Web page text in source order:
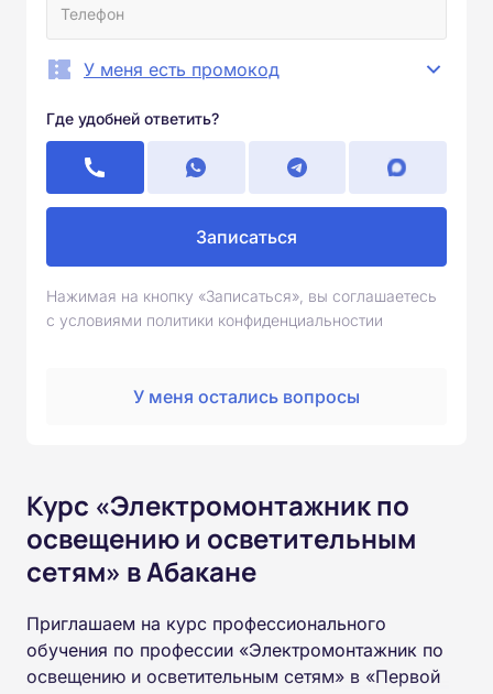
У меня есть промокод
Где удобней ответить?
Записаться
Нажимая на кнопку «Записаться», вы соглашаетесь
с условиями политики конфиденциальностии
У меня остались вопросы
Курс «Электромонтажник по
освещению и осветительным
сетям» в Абакане
Приглашаем на курс профессионального
обучения по профессии «Электромонтажник по
освещению и осветительным сетям» в «Первой